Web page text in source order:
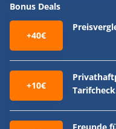
Bonus Deals
+40€
+10€